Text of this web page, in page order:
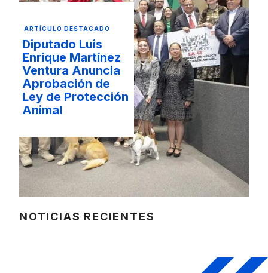
ARTÍCULO DESTACADO
Diputado Luis
Enrique Martínez
Ventura Anuncia
Aprobación de
Ley de Protección
Animal
NOTICIAS RECIENTES